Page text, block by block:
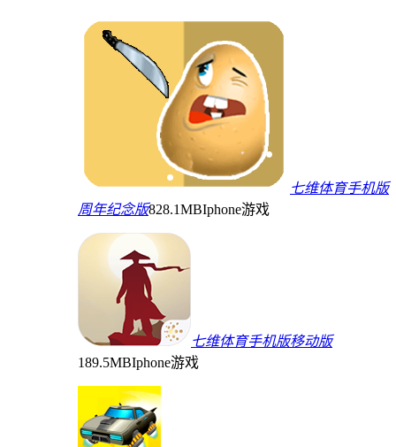
七维体育手机版
周年纪念版828.1MBIphone游戏
七维体育手机版移动版
189.5MBIphone游戏